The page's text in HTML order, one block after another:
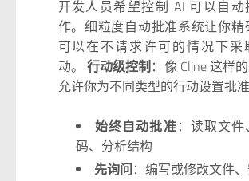
开发人员希望控制 AI 可以自动
作。细粒度自动批准系统让你精
可以在不请求许可的情况下采
动。 行动级控制：像 Cline 这样
允许你为不同类型的行动设置批准
始终自动批准：读取文
码、分析结构
先询问：编写或修改文件